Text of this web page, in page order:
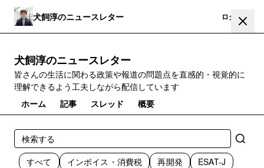
犬飼淳のニュースレター ログイン
犬飼淳のニュースレター
皆さんの生活に関わる政策や報道の問題点を直感的・視覚的に
理解できるよう工夫しながら配信しています
ホーム
記事 スレッド 概要
すべて インボイス・消費税 再開発
ESAT-J